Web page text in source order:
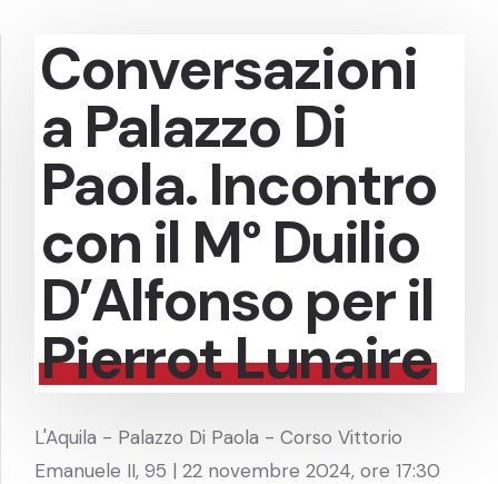
Conversazioni
a Palazzo Di
Paola. Incontro
con il M° Duilio
D’Alfonso per il
Pierrot Lunaire
L'Aquila - Palazzo Di Paola - Corso Vittorio
Emanuele II, 95 | 22 novembre 2024, ore 17:30